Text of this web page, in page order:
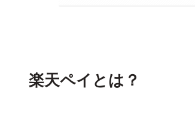
楽天ペイとは？